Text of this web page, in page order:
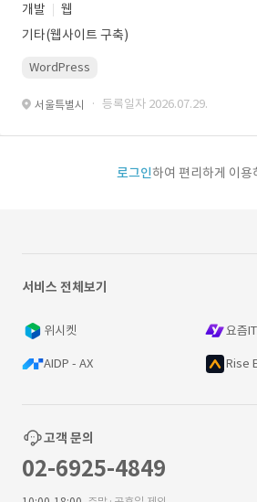
개발
웹
기타(웹사이트 구축)
WordPress
서울특별시 · 등록일자 2026.07.29.
로그인하여 편리하게 이용
서비스 전체보기
위시켓 요즘IT
AIDP - AX Rise
고객 문의
02-6925-4849